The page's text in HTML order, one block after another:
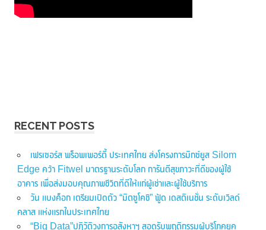
RECENT POSTS
เฟรเซอร์ส พร็อพเพอร์ตี้ ประเทศไทย ส่งโครงการมิกซ์ยูส Silom
Edge คว้า Fitwel มาตรฐานระดับโลก การันตีสุขภาวะที่ดีของผู้ใช้
อาคาร เพื่อส่งมอบคุณภาพชีวิตที่ดีให้แก่ผู้เช่าและผู้ใช้บริการ
วัน แบงค็อก เตรียมเปิดตัว “มิตซูโคชิ” ฟู้ด เดสติเนชั่น ระดับเวิลด์
คลาส แห่งแรกในประเทศไทย
“Big Data”ปฏิวัติวงการอสังหาฯ สอดรับพฤติกรรมผู้บริโภคยุค